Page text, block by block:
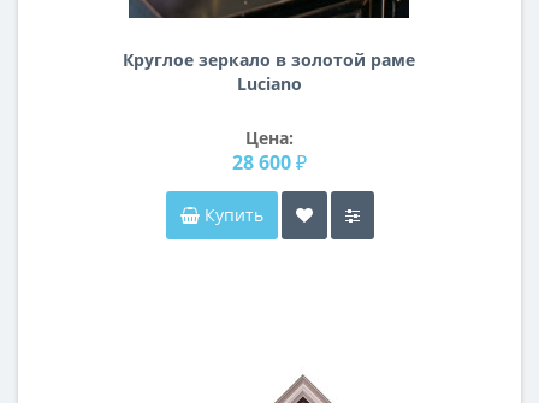
Круглое зеркало в золотой раме
Luciano
Цена:
28 600 ₽
Купить